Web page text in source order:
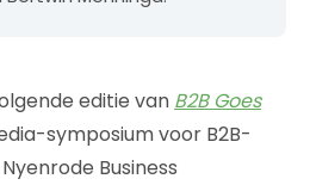
editie van B2B Goes
symposium voor B2B-
Business